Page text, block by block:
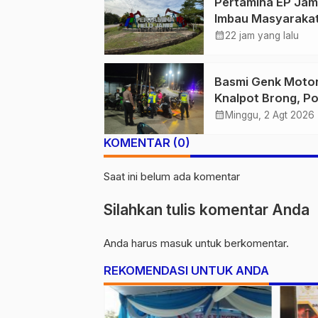
Imbau
Tidak Beraktivitas
Bersama
calendar_month22 jam yang lalu
Basmi Genk
Knalpot Brong,
Tanjab Barat
calendar_month Minggu, 2 Agt 2026
KOMENTAR (0)
Saat ini belum ada komentar
Silahkan tulis komentar Anda
Anda harus masuk untuk berkomentar.
REKOMENDASI UNTUK ANDA